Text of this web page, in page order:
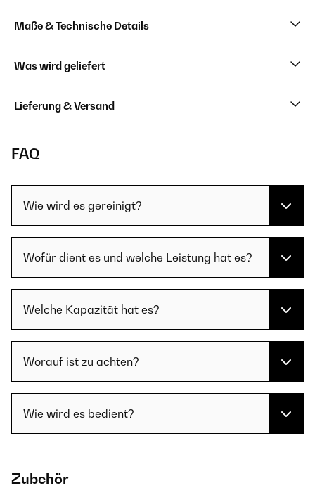
Maße & Technische Details
Was wird geliefert
Lieferung & Versand
FAQ
Wie wird es gereinigt?
Wofür dient es und welche Leistung hat es?
Welche Kapazität hat es?
Worauf ist zu achten?
Wie wird es bedient?
Zubehör